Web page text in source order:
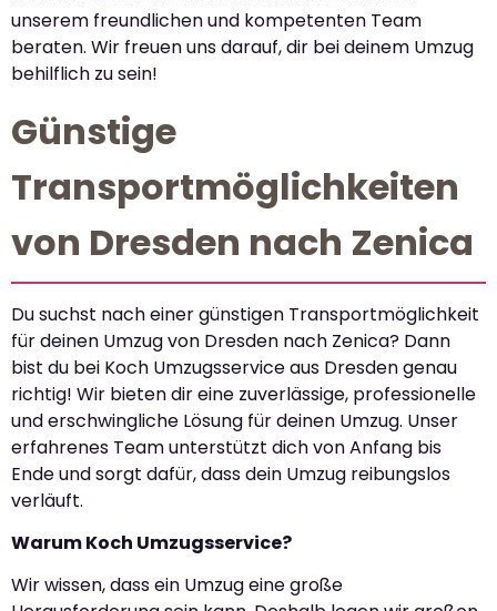
unserem freundlichen und kompetenten Team
beraten. Wir freuen uns darauf, dir bei deinem Umzug
behilflich zu sein!
Günstige
Transportmöglichkeiten
von Dresden nach Zenica
Du suchst nach einer günstigen Transportmöglichkeit
für deinen Umzug von Dresden nach Zenica? Dann
bist du bei Koch Umzugsservice aus Dresden genau
richtig! Wir bieten dir eine zuverlässige, professionelle
und erschwingliche Lösung für deinen Umzug. Unser
erfahrenes Team unterstützt dich von Anfang bis
Ende und sorgt dafür, dass dein Umzug reibungslos
verläuft.
Warum Koch Umzugsservice?
Wir wissen, dass ein Umzug eine große